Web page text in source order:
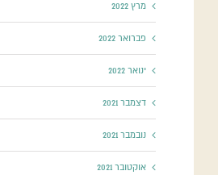
מרץ 2022
פברואר 2022
ינואר 2022
דצמבר 2021
נובמבר 2021
אוקטובר 2021